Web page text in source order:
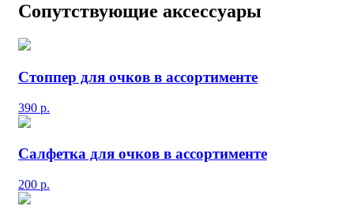
Сопутствующие аксессуары
Стоппер для очков в ассортименте
390 р.
Салфетка для очков в ассортименте
200 р.